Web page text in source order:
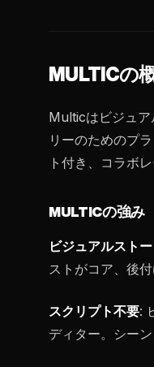
MULTICの
Multicはビジュア
リーのためのプ
ト付き、コラボ
MULTICの強み
ビジュアルスト
ストがコア、後付
スクリプト不要:
ディター。シー